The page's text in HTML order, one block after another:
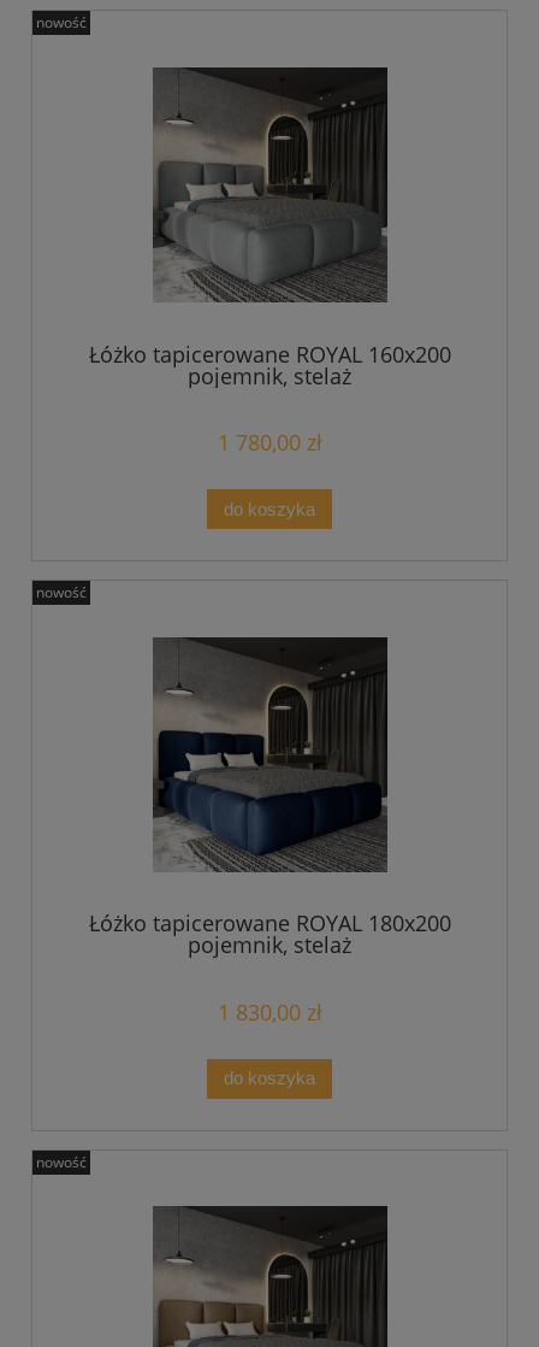
Łóżko tapicerowane ROYAL 160x200
pojemnik, stelaż
1 780,00 zł
do koszyka
nowość
Łóżko tapicerowane ROYAL 180x200
pojemnik, stelaż
1 830,00 zł
do koszyka
nowość
nowość